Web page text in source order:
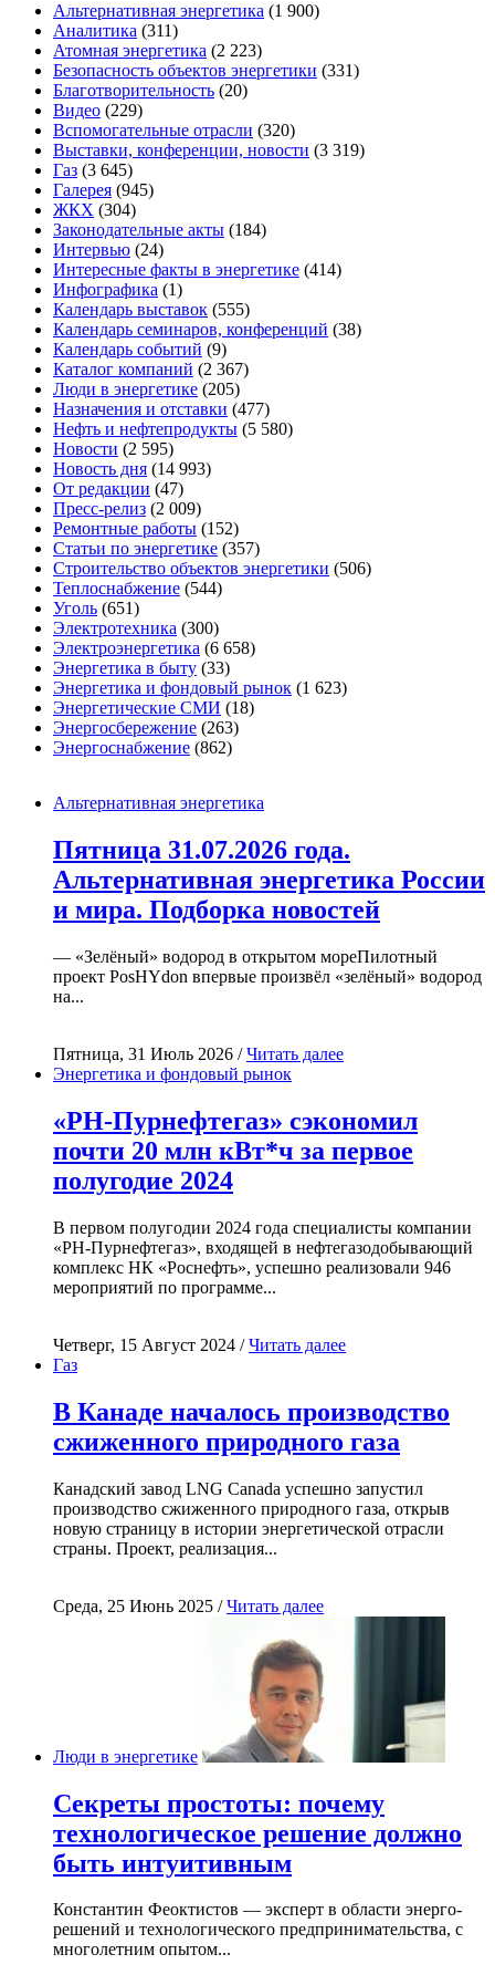
Альтернативная энергетика (1 900)
Аналитика (311)
Атомная энергетика (2 223)
Безопасность объектов энергетики (331)
Благотворительность (20)
Видео (229)
Вспомогательные отрасли (320)
Выставки, конференции, новости (3 319)
Газ (3 645)
Галерея (945)
ЖКХ (304)
Законодательные акты (184)
Интервью (24)
Интересные факты в энергетике (414)
Инфографика (1)
Календарь выставок (555)
Календарь семинаров, конференций (38)
Календарь событий (9)
Каталог компаний (2 367)
Люди в энергетике (205)
Назначения и отставки (477)
Нефть и нефтепродукты (5 580)
Новости (2 595)
Новость дня (14 993)
От редакции (47)
Пресс-релиз (2 009)
Ремонтные работы (152)
Статьи по энергетике (357)
Строительство объектов энергетики (506)
Теплоснабжение (544)
Уголь (651)
Электротехника (300)
Электроэнергетика (6 658)
Энергетика в быту (33)
Энергетика и фондовый рынок (1 623)
Энергетические СМИ (18)
Энергосбережение (263)
Энергоснабжение (862)
Альтернативная энергетика
Пятница 31.07.2026 года.
Альтернативная энергетика России
и мира. Подборка новостей
— «Зелёный» водород в открытом мореПилотный
проект PosHYdon впервые произвёл «зелёный» водород
на...
Пятница, 31 Июль 2026 /Читать далее
Энергетика и фондовый рынок
«РН-Пурнефтегаз» сэкономил
почти 20 млн кВт*ч за первое
полугодие 2024
В первом полугодии 2024 года специалисты компании
«РН-Пурнефтегаз», входящей в нефтегазодобывающий
комплекс НК «Роснефть», успешно реализовали 946
мероприятий по программе...
Четверг, 15 Август 2024 /Читать далее
Газ
В Канаде началось производство
сжиженного природного газа
Канадский завод LNG Canada успешно запустил
производство сжиженного природного газа, открыв
новую страницу в истории энергетической отрасли
страны. Проект, реализация...
Среда, 25 Июнь 2025 /Читать далее
Люди в энергетике
Секреты простоты: почему
технологическое решение должно
быть интуитивным
Константин Феоктистов — эксперт в области энерго-
решений и технологического предпринимательства, с
многолетним опытом...